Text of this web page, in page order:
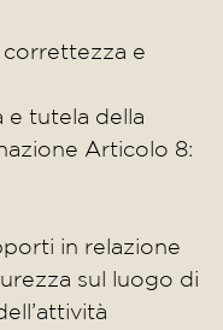
e
e tutela della
Articolo 8:
in relazione
sul luogo di